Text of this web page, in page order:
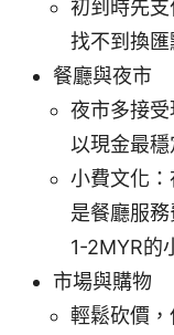
初到時先
找不到換匯
餐廳與夜市
夜市多接
以現金最穩
小費文化
是餐廳服
1-2MYR的
市場與購物
輕鬆砍價